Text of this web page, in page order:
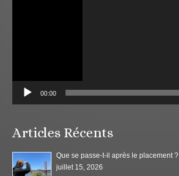
00:00
Articles Récents
Que se passe-t-il après le placement ?
juillet 15, 2026